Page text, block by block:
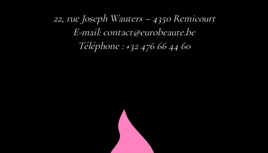
22, rue Joseph Wauters – 4350 Remicourt
E-mail:contact@eurobeaute.be
Téléphone :+32 476 66 44 60